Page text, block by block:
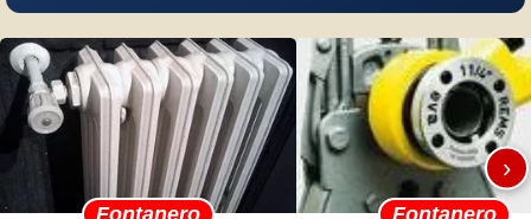
Fontanero Fontanero
›